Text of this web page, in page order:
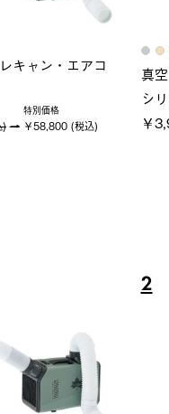
ック 風抜きQセ
込)
ソ
ッ
￥
6